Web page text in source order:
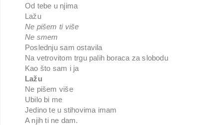
Od tebe u njima
Lažu
Ne pišem ti više
Ne smem
Poslednju sam ostavila
Na vetrovitom trgu palih boraca za slobodu
Kao što sam i ja
Lažu
Ne pišem više
Ubilo bi me
Jedino te u stihovima imam
A njih ti ne dam.